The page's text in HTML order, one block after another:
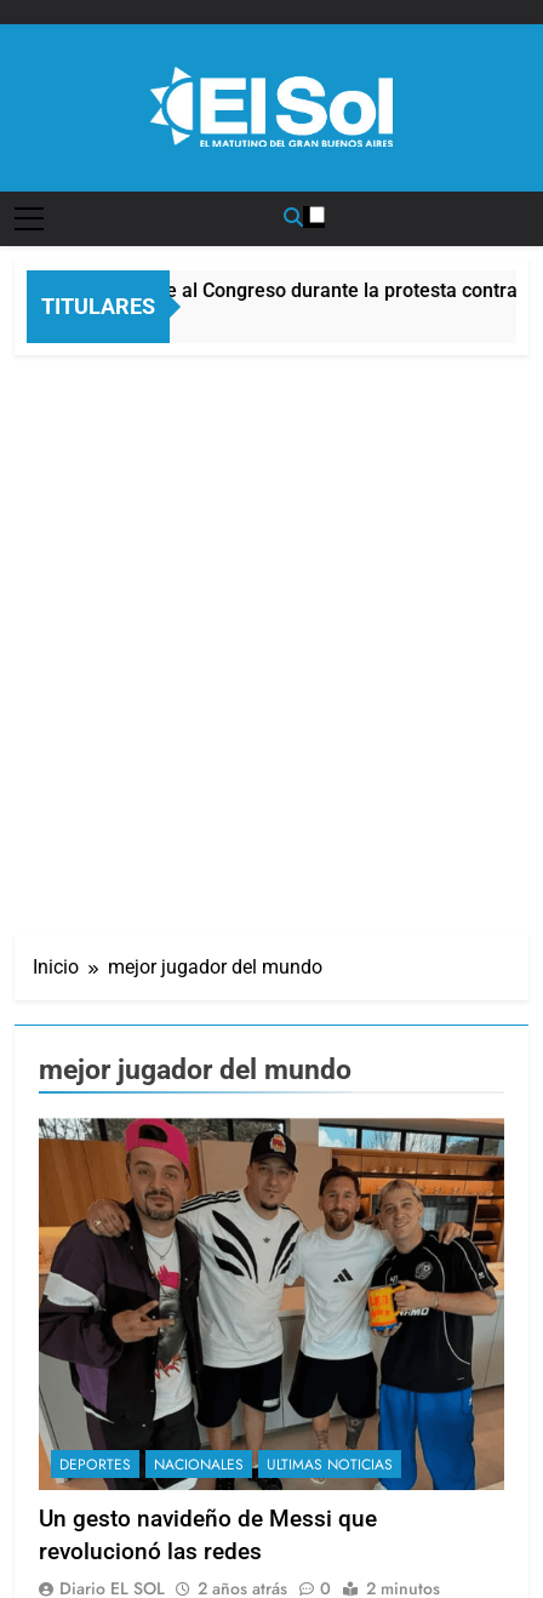
TITULARES
frente al Congreso durante la protesta contra la
Atrás
Inicio mejor jugador del mundo
mejor jugador del mundo
DEPORTES NACIONALES ULTIMAS NOTICIAS
Un gesto navideño de Messi que
revolucionó las redes
Diario EL SOL 2 años atrás 0 2 minutos